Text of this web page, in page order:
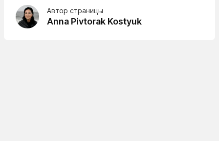
Автор страницы
Anna Pivtorak Kostyuk